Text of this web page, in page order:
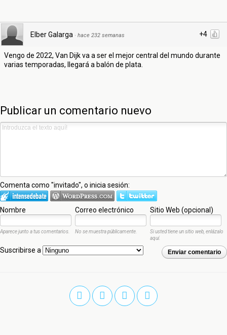
+4
Elber Galarga · hace 232 semanas
Vengo de 2022, Van Dijk va a ser el mejor central del mundo durante
varias temporadas, llegará a balón de plata.
Publicar un comentario nuevo
Comenta como "invitado", o inicia sesión:
Nombre Correo electrónico Sitio Web (opcional)
Aparece junto a tus comentarios. No se muestra públicamente.
Si usted tiene un sitio web, enlázalo
aquí.
Enviar comentario
Suscribirse a